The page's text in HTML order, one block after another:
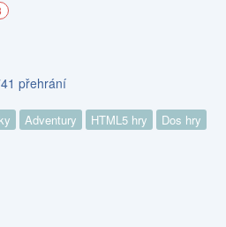
přehrání
Adventury HTML5 hry Dos hry